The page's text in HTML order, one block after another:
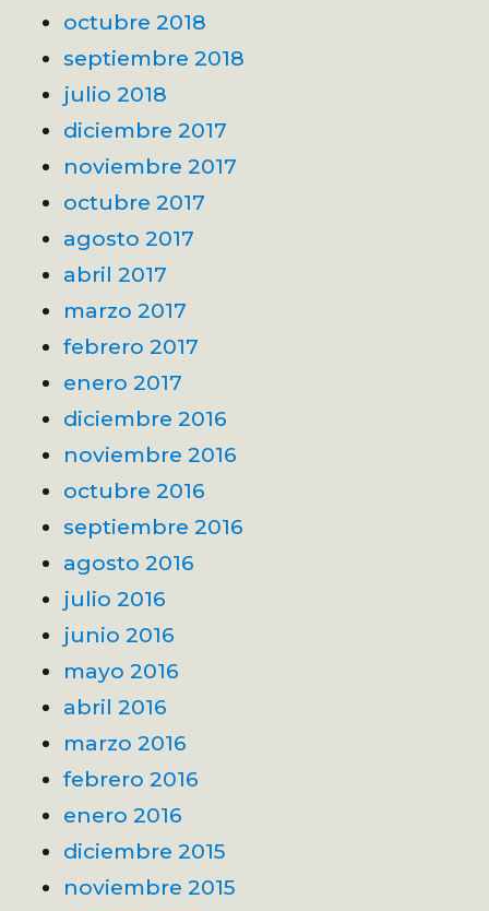
octubre 2018
septiembre 2018
julio 2018
diciembre 2017
noviembre 2017
octubre 2017
agosto 2017
abril 2017
marzo 2017
febrero 2017
enero 2017
diciembre 2016
noviembre 2016
octubre 2016
septiembre 2016
agosto 2016
julio 2016
junio 2016
mayo 2016
abril 2016
marzo 2016
febrero 2016
enero 2016
diciembre 2015
noviembre 2015